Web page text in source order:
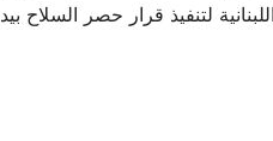
لتنفيذ قرار حصر السلاح بيد